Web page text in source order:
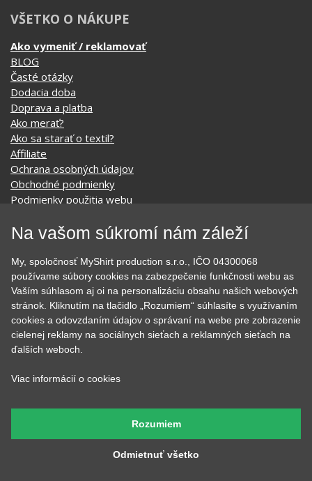
VŠETKO O NÁKUPE
Ako vymeniť / reklamovať
BLOG
Časté otázky
Dodacia doba
Doprava a platba
Ako merať?
Ako sa starať o textil?
Affiliate
Ochrana osobných údajov
Obchodné podmienky
Podmienky použitia webu
KONTAKTY
KATEGÓRIE
Tipy na darčeky
Všetky motívy
Darčekové poukazy
Hrnčeky
EKG - moje srdce bije
Film a Seriál
Narodeninové
Nápisy
Športy
Školské
Tehotenské tričká
Vianoce a Veľká noc
Na vašom súkromí nám záleží
My, spoločnosť MyShirt production s.r.o., IČO 04300068
používame súbory cookies na zabezpečenie funkčnosti webu as
Vaším súhlasom aj oi na personalizáciu obsahu našich webových
stránok. Kliknutím na tlačidlo „Rozumiem“ súhlasíte s využívaním
cookies a odovzdaním údajov o správaní na webe pre zobrazenie
cielenej reklamy na sociálnych sieťach a reklamných sieťach na
ďalších weboch.
Viac informácií o cookies
Odmietnuť všetko
Rozumiem